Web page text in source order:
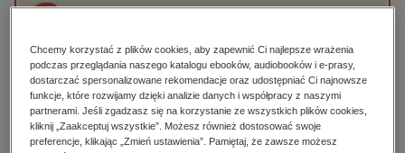
dzienniki
edukacja
hobby, sport, rozrywka
komputery, internet, technologie, informatyka
niedokończona” nie jest dostępny.
High-contrast mode
Polecane
Chcemy korzystać z plików cookies, aby zapewnić Ci najlepsze wrażenia
podczas przeglądania naszego katalogu ebooków, audiobooków i e-prasy,
dostarczać spersonalizowane rekomendacje oraz udostępniać Ci najnowsze
funkcje, które rozwijamy dzięki analizie danych i współpracy z naszymi
partnerami. Jeśli zgadzasz się na korzystanie ze wszystkich plików cookies,
kliknij „Zaakceptuj wszystkie”. Możesz również dostosować swoje
preferencje, klikając „Zmień ustawienia”. Pamiętaj, że zawsze możesz